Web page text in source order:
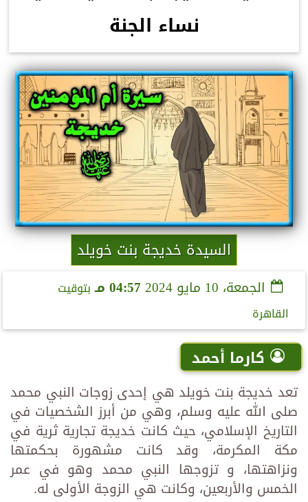
نساء الجنة
السيدة خديجة بنت خويلد
الجمعة، 10 مايو 2024 04:57 مـ
بتوقيت
القاهرة
كارما أحمد
تعد خديجة بنت خويلد هي إحدى زوجات النبي محمد
صلى الله عليه وسلم، وهي من أبرز الشخصيات في
التاريخ الإسلامي، حيث كانت خديجة تجارية ثرية في
مكة المكرمة، وقد كانت مشهورة بحكمتها
ونزاهتها، و تزوجها النبي محمد وهو في عمر
الخمس والأربعين، وكانت هي الزوجة الأولى له.